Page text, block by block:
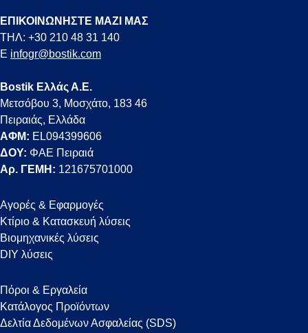
ΕΠΙΚΟΙΝΩΝΗΣΤΕ ΜΑΖΙ ΜΑΣ
ΤΗΛ: +30 210 48 31 140
E infogr@bostik.com
Bostik Ελλάς Α.Ε.
Μετσόβου 3, Μοσχάτο, 183 46
Πειραιάς, Ελλάδα
ΑΦΜ: EL094399606
ΔΟΥ: ΦΑΕ Πειραιά
Αρ. ΓΕΜΗ: 121675701000
Αγορές & Εφαρμογές
Κτίριο & Κατασκευή λύσεις
Βιομηχανικές λύσεις
DIY λύσεις
Πόροι & Εργαλεία
Κατάλογος Προϊόντων
Δελτία Δεδομένων Ασφαλείας (SDS)